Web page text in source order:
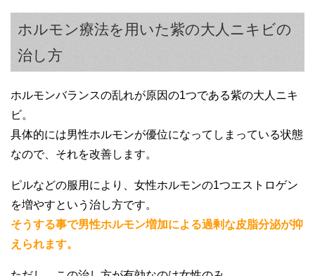
ホルモン療法を用いた紫の大人ニキビの
治し方
ホルモンバランスの乱れが原因の1つである紫の大人ニキ
ビ。
具体的には男性ホルモンが優位になってしまっている状態
なので、それを改善します。
ピルなどの服用により、女性ホルモンの1つエストロゲン
を増やすという治し方です。
そうする事で男性ホルモン増加による過剰な皮脂分泌が抑
えられます。